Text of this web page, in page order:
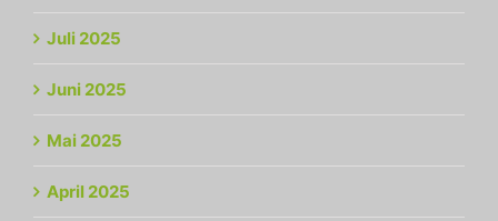
Juli 2025
Juni 2025
Mai 2025
April 2025